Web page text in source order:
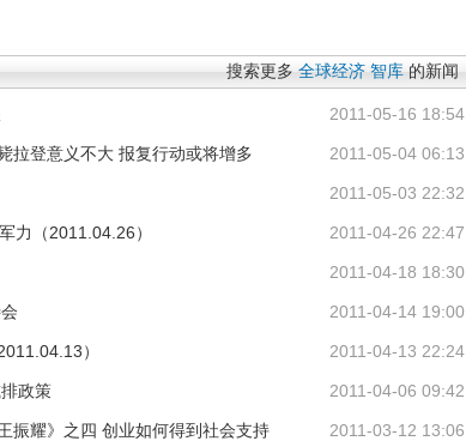
搜索更多 全球经济 智库 的新闻
2011-05-16 18:54
2011-05-04 06:13
拉登意义不大 报复行动或将增多
2011-05-03 22:32
2011-04-26 22:47
力（2011.04.26）
2011-04-18 18:30
2011-04-14 19:00
2011-04-13 22:24
）
2011-04-06 09:42
政策
2011-03-12 13:06
振耀》之四 创业如何得到社会支持